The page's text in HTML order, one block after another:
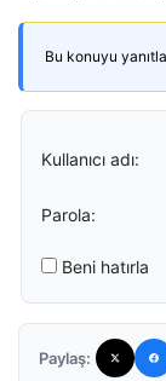
Bu konuyu
Kullanıcı adı:
Parola:
Beni hatırla
Paylaş: